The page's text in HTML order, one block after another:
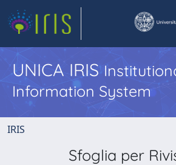
UNICA IRIS
Information System
IRIS
Sfoglia per